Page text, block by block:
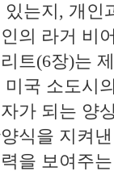
있는지, 개인
의 라거 비
트(6장)는 제
미국 소도시
가 되는 양
식을 지켜
을 보여주